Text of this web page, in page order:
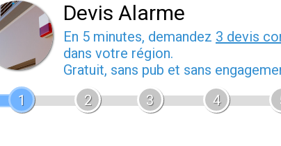
Devis Alarme
En 5 minutes, demandez 3 devis
dans votre région.
Gratuit, sans pub et sans
1
2 3 4